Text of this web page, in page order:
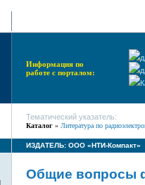
Информация по
работе с порталом:
Тематический указатель:
Каталог » Литература по
ИЗДАТЕЛЬ: ООО «НТИ-Компакт»
Общие вопросы